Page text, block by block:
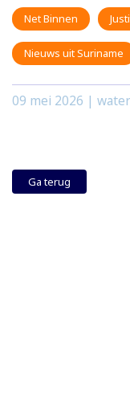
Net Binnen
Nieuws uit Suriname
09 mei 2026 |
Ga terug